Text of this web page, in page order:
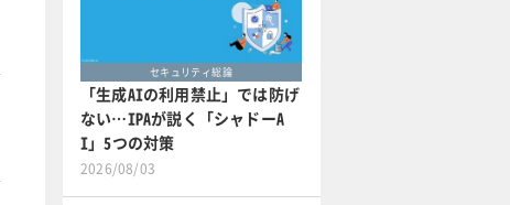
セキュリティ総論
「生成AIの利用禁止」では防げ
ない…IPAが説く「シャドーA
I」5つの対策
2026/08/03